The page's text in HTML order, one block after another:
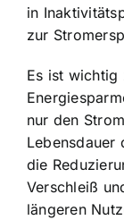
in
zur
Es ist wichtig
nur den
Lebensdauer
die
Verschleiß
längeren